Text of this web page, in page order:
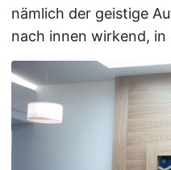
nämlich der geistige
nach innen wirkend, in